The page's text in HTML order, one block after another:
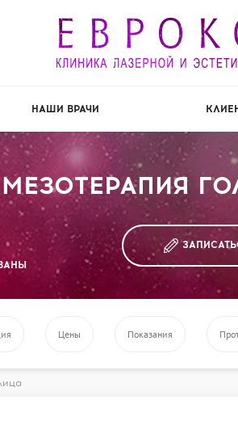
НАШИ ВРАЧИ
МЕЗОТЕРАПИЯ
Цены Показания